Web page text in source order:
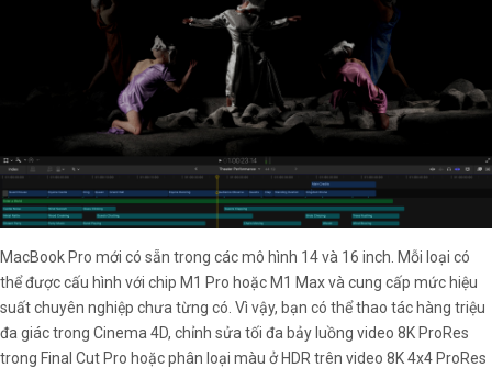
MacBook Pro mới có sẵn trong các mô hình 14 và 16 inch. Mỗi loại có
thể được cấu hình với chip M1 Pro hoặc M1 Max và cung cấp mức hiệu
suất chuyên nghiệp chưa từng có. Vì vậy, bạn có thể thao tác hàng triệu
đa giác trong Cinema 4D, chỉnh sửa tối đa bảy luồng video 8K ProRes
trong Final Cut Pro hoặc phân loại màu ở HDR trên video 8K 4x4 ProRes